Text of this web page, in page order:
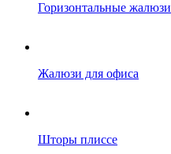
Горизонтальные жалюзи
Жалюзи для офиса
Шторы плиссе